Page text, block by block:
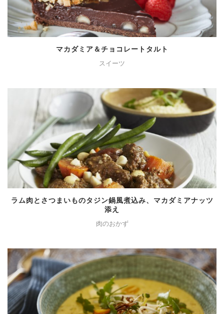
マカダミア＆チョコレートタルト
スイーツ
ラム肉とさつまいものタジン鍋風煮込み、マカダミアナッツ
添え
肉のおかず